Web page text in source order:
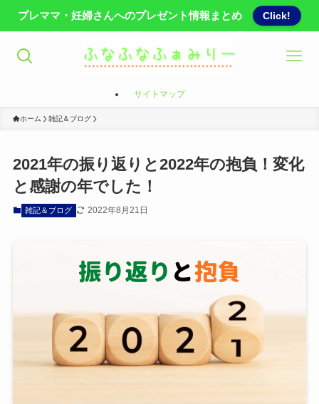
プレママ・妊婦さんへのプレゼント情報まとめ Click!
サイトマップ
ホーム 雑記＆ブログ
2021年の振り返りと2022年の抱負！変化
と感謝の年でした！
雑記＆ブログ 2022年8月21日